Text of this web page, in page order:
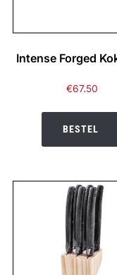
Intense Forged
€67.50
BESTEL